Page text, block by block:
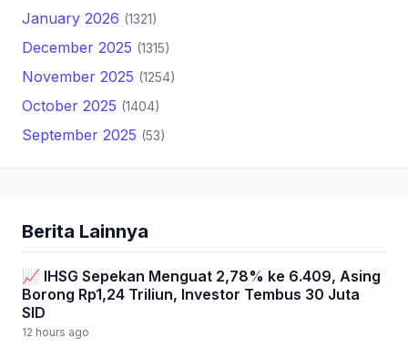
January 2026 (1321)
December 2025 (1315)
November 2025 (1254)
October 2025 (1404)
September 2025 (53)
Berita Lainnya
📈 IHSG Sepekan Menguat 2,78% ke 6.409, Asing
Borong Rp1,24 Triliun, Investor Tembus 30 Juta
SID
12 hours ago